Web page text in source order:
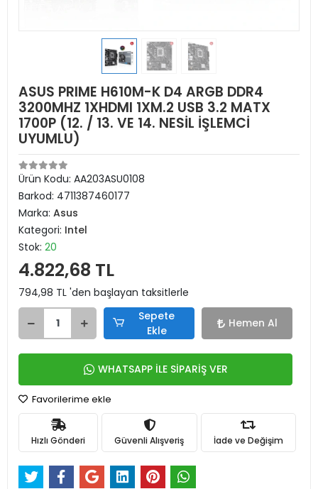
ASUS PRIME H610M-K D4 ARGB DDR4
3200MHZ 1XHDMI 1XM.2 USB 3.2 MATX
1700P (12. / 13. VE 14. NESİL İŞLEMCİ
UYUMLU)
Ürün Kodu: AA203ASU0108
Barkod: 4711387460177
Marka: Asus
Kategori: Intel
Stok: 20
4.822,68 TL
794,98 TL 'den başlayan taksitlerle
Sepete
Ekle
Hemen Al
WHATSAPP İLE SİPARİŞ VER
Favorilerime ekle
Hızlı Gönderi Güvenli Alışveriş İade ve Değişim